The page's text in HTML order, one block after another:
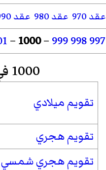
عقد 970 عقد 980 عقد 990
997
998
999
–
1000
–
1000 في التقاويم الأخرى
تقويم ميلادي
تقويم هجري
تقويم هجري شمسي